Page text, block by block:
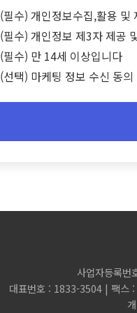
(필수) 개인정보수집,활용 및
(필수) 개인정보 제3자 제공
(필수) 만 14세 이상입니다
(선택) 마케팅 정보 수신 동의
사업자등록
대표번호 : 1833-3504 | 팩스